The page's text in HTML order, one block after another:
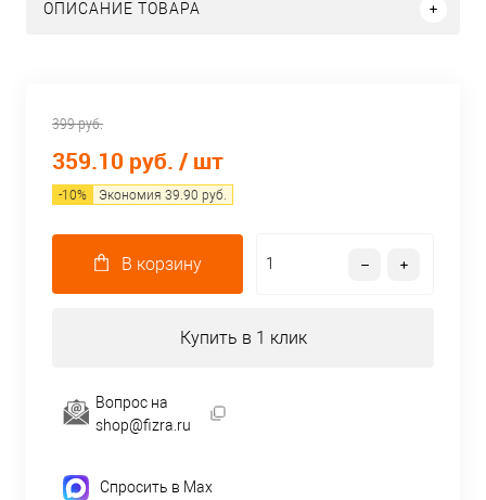
ОПИСАНИЕ ТОВАРА
399 руб.
359.10 руб. / шт
-10% Экономия 39.90 руб.
В корзину
Купить в 1 клик
Вопрос на
shop@fizra.ru
Спросить в Max